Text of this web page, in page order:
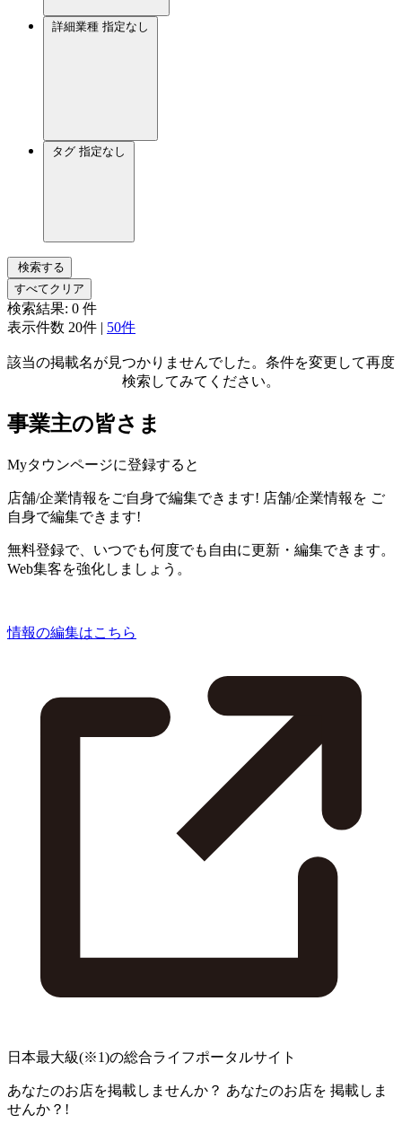
詳細業種 指定なし
タグ 指定なし
検索する
すべてクリア
検索結果: 0 件
表示件数 20件 | 50件
該当の掲載名が見つかりませんでした。条件を変更して再度
検索してみてください。
事業主の皆さま
Myタウンページに登録すると
店舗/企業情報をご自身で編集できます! 店舗/企業情報を ご
自身で編集できます!
無料登録で、いつでも何度でも自由に更新・編集できます。
Web集客を強化しましょう。
情報の編集はこちら
日本最大級(※1)の総合ライフポータルサイト
あなたのお店を掲載しませんか？ あなたのお店を 掲載しま
せんか？!